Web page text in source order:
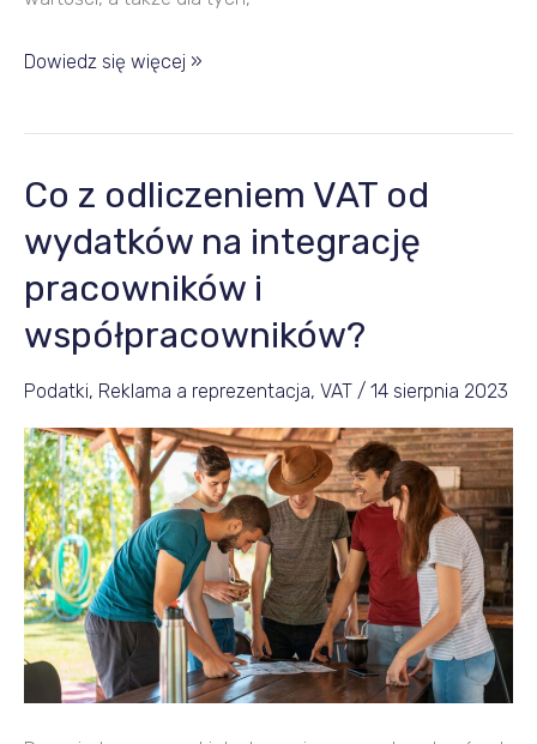
Dowiedz się więcej »
Co z odliczeniem VAT od
wydatków na integrację
pracowników i
współpracowników?
Podatki, Reklama a reprezentacja, VAT / 14 sierpnia 2023
Co
odliczeniem
VAT
od
wydatków
na
integrację
pracowników
i
współpracowników?